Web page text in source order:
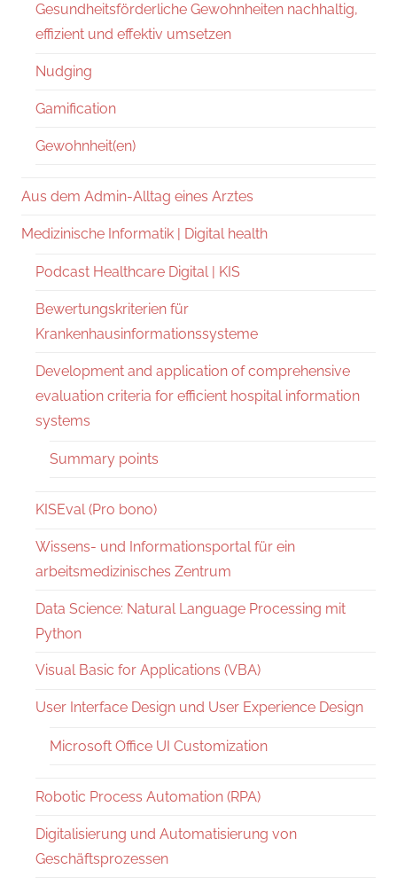
Gesundheitsförderliche Gewohnheiten nachhaltig,
effizient und effektiv umsetzen
Nudging
Gamification
Gewohnheit(en)
Aus dem Admin-Alltag eines Arztes
Medizinische Informatik | Digital health
Podcast Healthcare Digital | KIS
Bewertungskriterien für
Krankenhausinformationssysteme
Development and application of comprehensive
evaluation criteria for efficient hospital information
systems
Summary points
KISEval (Pro bono)
Wissens- und Informationsportal für ein
arbeitsmedizinisches Zentrum
Data Science: Natural Language Processing mit
Python
Visual Basic for Applications (VBA)
User Interface Design und User Experience Design
Microsoft Office UI Customization
Robotic Process Automation (RPA)
Digitalisierung und Automatisierung von
Geschäftsprozessen